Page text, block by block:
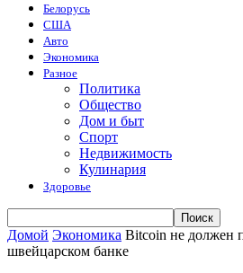
Белорусь
США
Авто
Экономика
Разное
Политика
Общество
Дом и быт
Спорт
Недвижимость
Кулинария
Здоровье
Домой Экономика Bitcoin не должен
швейцарском банке